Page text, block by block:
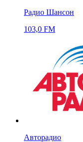
Радио Шансон
103,0 FM
Авторадио